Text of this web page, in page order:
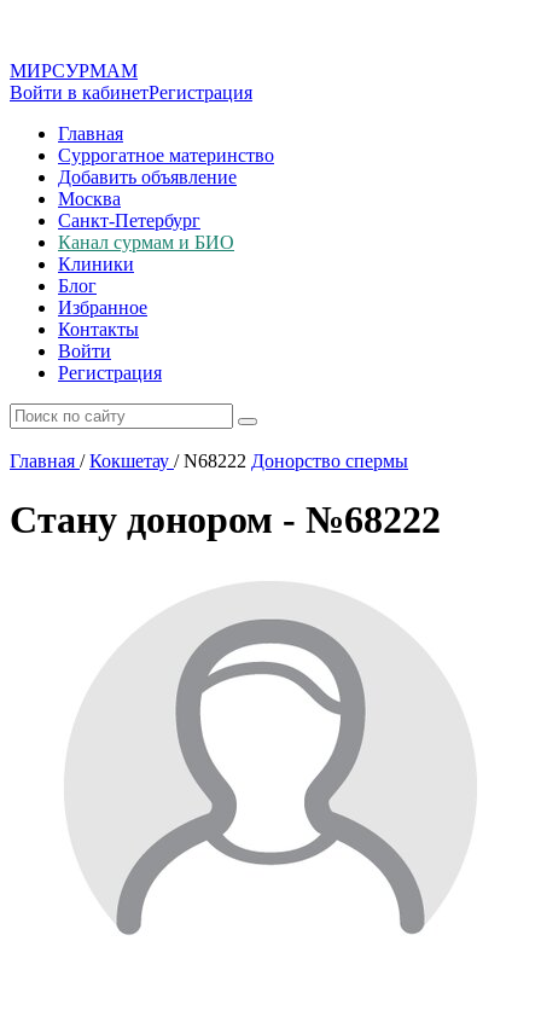
МИРСУРМАМ
Войти в кабинетРегистрация
Главная
Суррогатное материнство
Добавить объявление
Москва
Санкт-Петербург
Канал сурмам и БИО
Клиники
Блог
Избранное
Контакты
Войти
Регистрация
Главная / Кокшетау /N68222 Донорство спермы
Стану донором - №68222